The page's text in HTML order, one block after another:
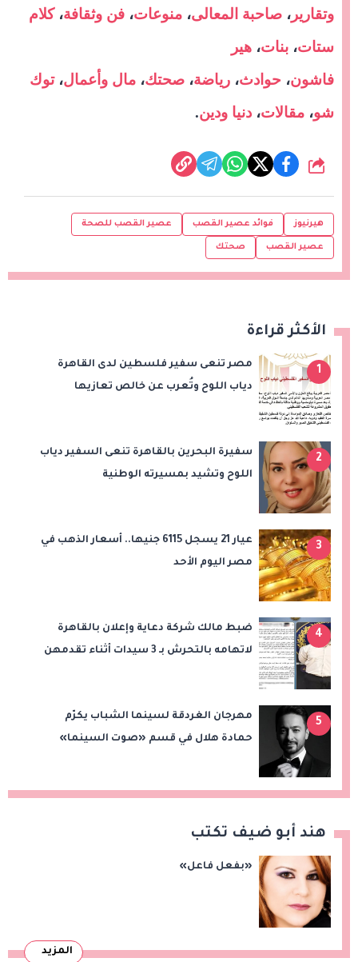
وتقارير ، صاحبة المعالى، منوعات، فن وثقافة، كلام
ستات، بنات، هير
فاشون، حوادث، رياضة، صحتك، مال وأعمال، توك
شو، مقالات، دنيا ودين.
شارك
هيرنيوز فوائد عصير القصب عصير القصب للصحة
عصير القصب صحتك
الأكثر قراءة
1
مصر تنعى سفير فلسطين لدى القاهرة
دياب اللوح وتُعرب عن خالص تعازيها
2
سفيرة البحرين بالقاهرة تنعى السفير دياب
اللوح وتشيد بمسيرته الوطنية
3
عيار 21 يسجل 6115 جنيها.. أسعار الذهب في
مصر اليوم الأحد
4
ضبط مالك شركة دعاية وإعلان بالقاهرة
لاتهامه بالتحرش بـ 3 سيدات أثناء تقدمهن
5
مهرجان الغردقة لسينما الشباب يكرّم
حمادة هلال في قسم «صوت السينما»
هند أبو ضيف تكتب
«بفعل فاعل»
المزيد